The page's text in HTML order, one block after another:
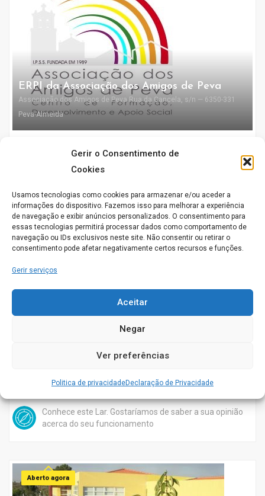
Gerir o Consentimento de
Cookies
Usamos tecnologias como cookies para armazenar e/ou aceder a
informações do dispositivo. Fazemos isso para melhorar a experiência
de navegação e exibir anúncios personalizados. O consentimento para
essas tecnologias permitirá processar dados como comportamento de
navegação ou IDs exclusivos neste site. Não consentir ou retirar o
consentimento pode afetar negativamente certos recursos e funções.
Gerir serviços
Aceitar
Negar
Ver preferências
Politica de privacidadeDeclaração de Privacidade
ERPI da Associação dos Amigos de Peva
Associação dos Amigos de Peva Rua da Cancela, s/n — 6350-331
Peva-Almeida
Aberto agora
Av. de S. Pedro, 10-A 6300-025 Aldeia Viçosa
Conhece este Lar. Gostaríamos de saber a sua opinião
acerca do seu funcionamento
Aberto agora